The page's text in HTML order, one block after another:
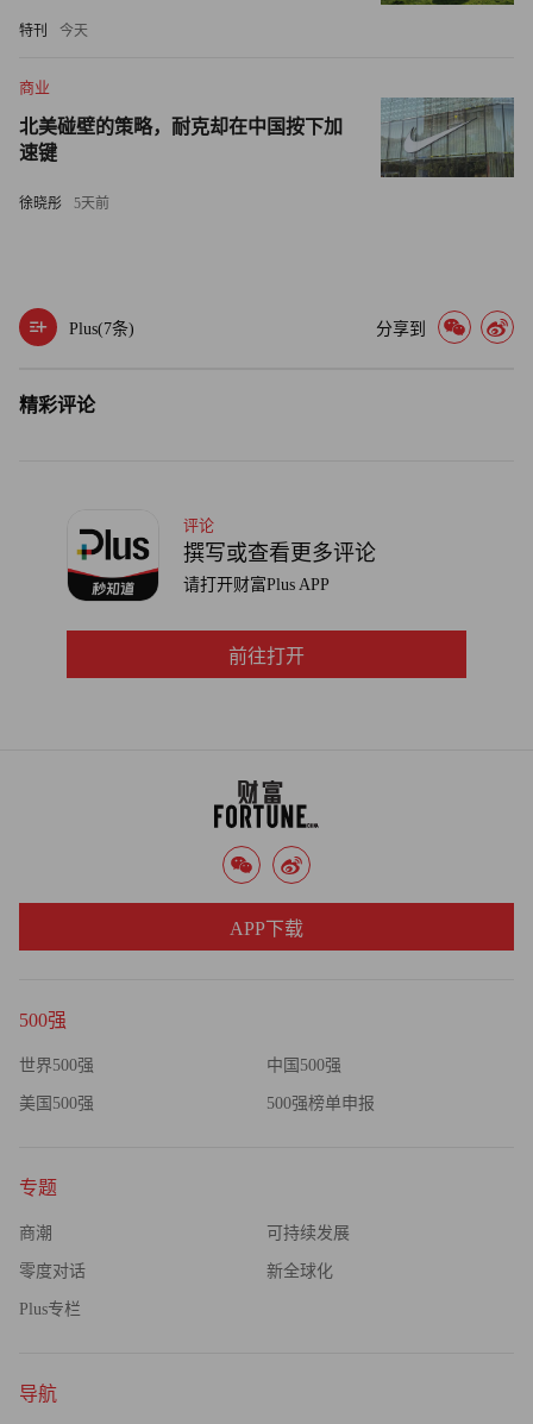
康隐患可视化，唤醒消费者的需求。在组织上，打造场景化
低消费者的决策门槛。
“我们不是在创造需求，而是在补全科学养宠的拼图。”谢雨
衡表示，“当越来越多的宠物主人意识到情绪健康对宠物的
重要性时，他们就会理解我们的产品价值。”
作为正大家族的曾孙辈一员，谢雨衡从家族中学习到了三项
第一是诚信为本，良心产品。“商业潮流和营销策略会随着
程，每一批次的原料都可追溯，每一项成分都如实标注，用
诚信重建消费者对国产粮的信任。
第二是共赢思维。“把事业做长远不是从企业自身的利益出
的商业价值。”爱法百奥不仅关注自身的发展，还积极推动
第三是与时俱进。“永远保持头脑清醒，要敏锐地观察趋势
和可能面临的困难，主动适应时代变化，保持先进性。”爱
营销的协同发展。她比喻道：“产品是1，渠道和营销是后面
的0。产品够硬，营销才能达到正面效果。渠道决定用户接
在产品方面，爱法百奥实现了三重创新：开发冻干鳕鱼肉松
包裹颗粒工艺，冻干工艺保留营养，肉松包裹让每口营养均
者信任。
谢雨衡始终保持着清醒的头脑：“我们要做长期主义者。产
特刊 今天
商业
北美碰壁的策略，耐克却在中国按下加
速键
徐晓彤 5天前
Plus(7条) 分享到
精彩评论
评论
撰写或查看更多评论
请打开财富Plus APP
前往打开
500强
世界500强 中国500强
美国500强 500强榜单申报
专题
商潮 可持续发展
零度对话 新全球化
Plus专栏
导航
APP下载